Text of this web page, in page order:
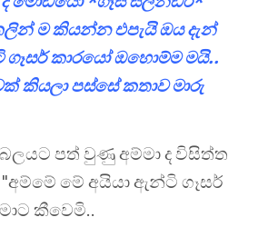
ම කියන්න එපැයි ඔය දැන්
කාරයෝ ඔහොම්ම මයි..
කියලා පස්සේ කතාව මාරු
පත් වුණු අම්මා ද විසිත්ත
මේ අයියා ඇන්ටි ගෑසර්
කීවෙමි..